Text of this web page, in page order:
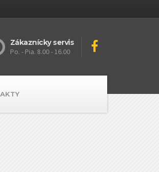
Zákaznícky servis
Po. - Pia. 8.00 - 16.00